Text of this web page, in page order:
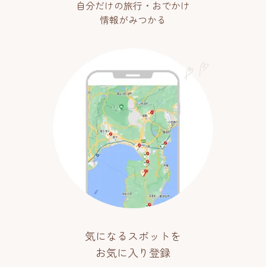
自分だけの旅行・おでかけ
情報がみつかる
気になるスポットを
お気に入り登録